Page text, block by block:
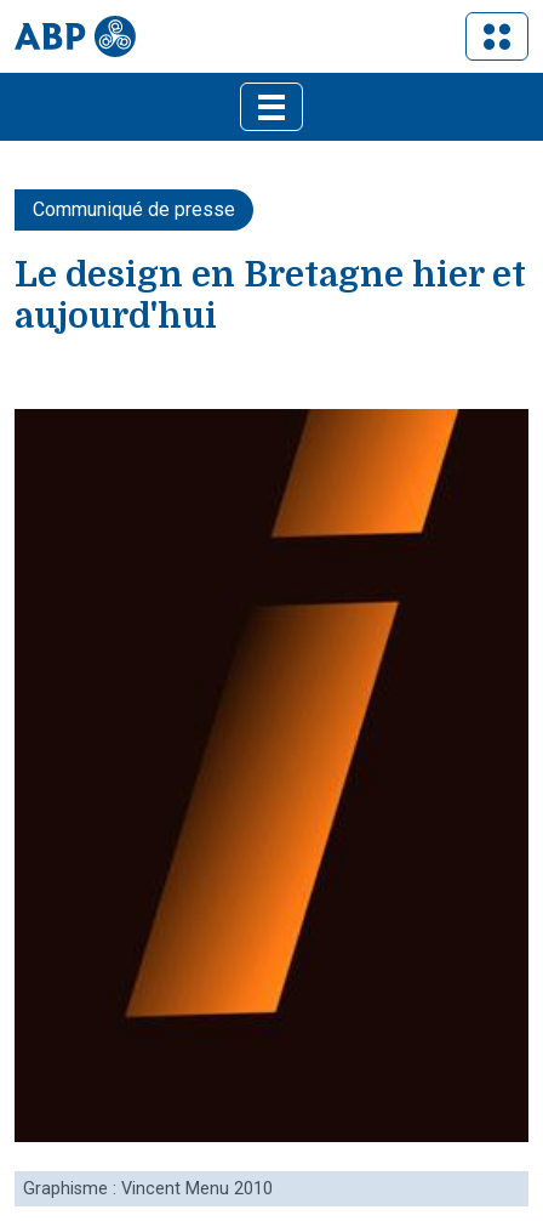
Communiqué de presse
Le design en Bretagne hier et
aujourd'hui
Graphisme : Vincent Menu 2010